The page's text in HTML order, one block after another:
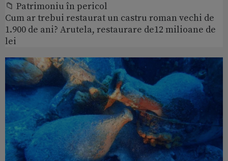
📁 Patrimoniu în pericol
Cum ar trebui restaurat un castru roman vechi de
1.900 de ani? Arutela, restaurare de12 milioane de
lei